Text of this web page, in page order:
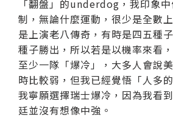
「翻盤」的underdog，我印象
制，無論什麼運動，很少是全數
是上演老八傳奇，有時是四五種
種子勝出，所以若是以機率來看
至少一隊「爆冷」，大多人會說
時比較弱，但我已經覺悟「人多
我寧願選擇瑞士爆冷，因為我看
廷並沒有想像中強。